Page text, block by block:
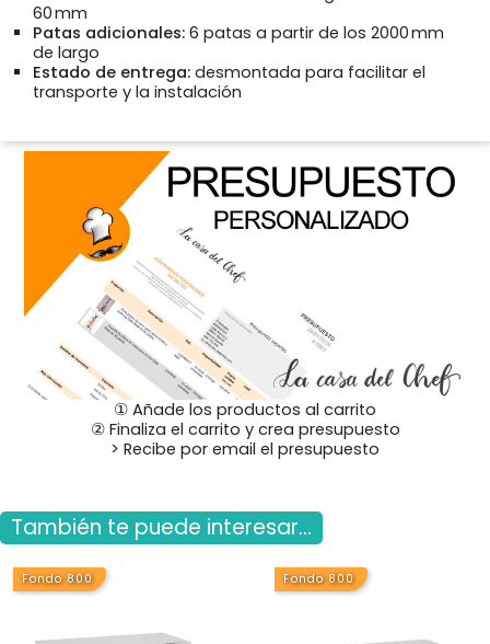
60 mm
Patas adicionales: 6 patas a partir de los 2000 mm
de largo
Estado de entrega: desmontada para facilitar el
transporte y la instalación
① Añade los productos al carrito
② Finaliza el carrito y crea presupuesto
> Recibe por email el presupuesto
También te puede interesar...
Fondo 800 Fondo 800